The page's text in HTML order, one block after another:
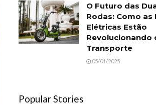
O Futuro das
Rodas: Como as
Elétricas Estão
Revolucionando
Transporte
05/01/2025
Popular Stories